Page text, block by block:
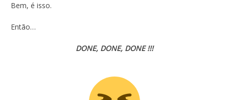
Bem, é isso.
Então…
DONE, DONE, DONE !!!